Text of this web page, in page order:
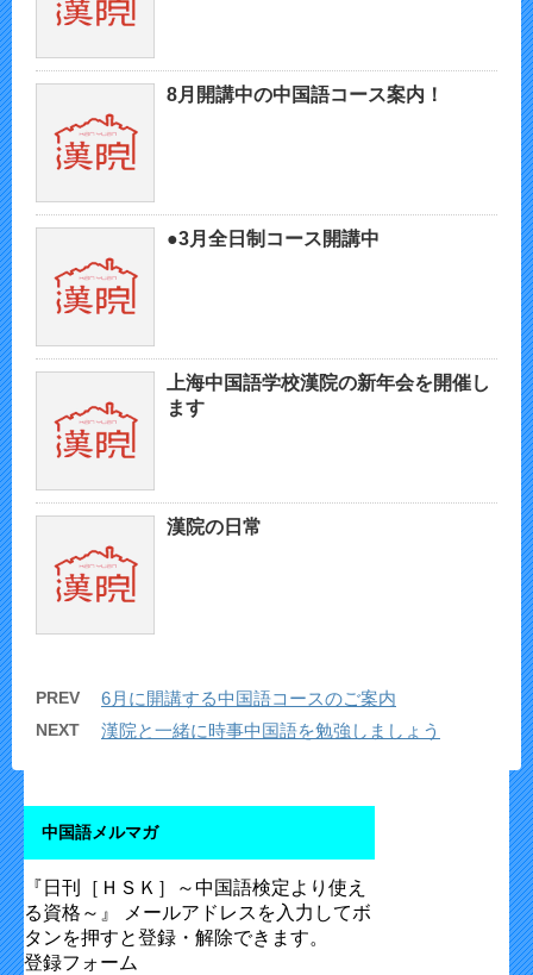
8月開講中の中国語コース案内！
●3月全日制コース開講中
上海中国語学校漢院の新年会を開催し
ます
漢院の日常
PREV 6月に開講する中国語コースのご案内
NEXT 漢院と一緒に時事中国語を勉強しましょう
中国語メルマガ
『日刊［ＨＳＫ］～中国語検定より使え
る資格～』 メールアドレスを入力してボ
タンを押すと登録・解除できます。
登録フォーム